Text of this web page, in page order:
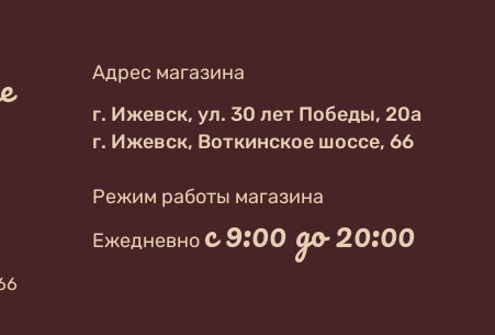
Адрес магазина
г. Ижевск, ул. 30 лет Победы, 20а
г. Ижевск, Воткинское шоссе, 66
Режим работы магазина
Ежедневно с 9:00 до 20:00